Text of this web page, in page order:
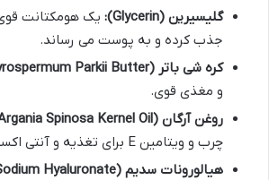
گلیسیرین (Glycerin):
یک هومکتانت
جذب کرده و به پوست می رساند.
کره شی باتر (Butyrospermum Parkii Butter):
و مغذی قوی.
روغن آرگان (Argania Spinosa Kernel Oil):
چرب و ویتامین E برای تغذیه و آنتی اکسیدانی.
هیالورونات سدیم (Sodium Hyaluronate):